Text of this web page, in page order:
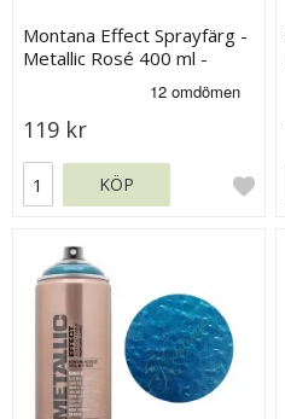
Montana Effect Sprayfärg -
Metallic Rosé 400 ml -
119 kr
KÖP